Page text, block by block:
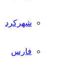
شهرکرد
فارس